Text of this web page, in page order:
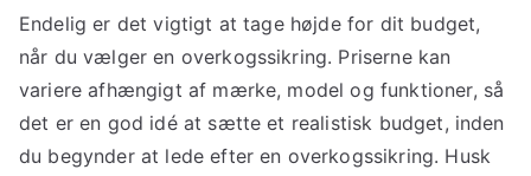
Endelig er det vigtigt at tage højde for dit budget,
når du vælger en overkogssikring. Priserne kan
variere afhængigt af mærke, model og funktioner, så
det er en god idé at sætte et realistisk budget, inden
du begynder at lede efter en overkogssikring. Husk